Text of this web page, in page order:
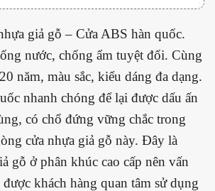
giả gỗ – Cửa ABS hàn quốc.
nước, chống ẩm tuyệt đối. Cùng
năm, màu sắc, kiểu dáng đa dạng.
nhanh chóng để lại được dấu ấn
có chổ đứng vững chắc trong
cửa nhựa giả gỗ này. Đây là
gỗ ở phân khúc cao cấp nên vấn
khách hàng quan tâm sử dụng